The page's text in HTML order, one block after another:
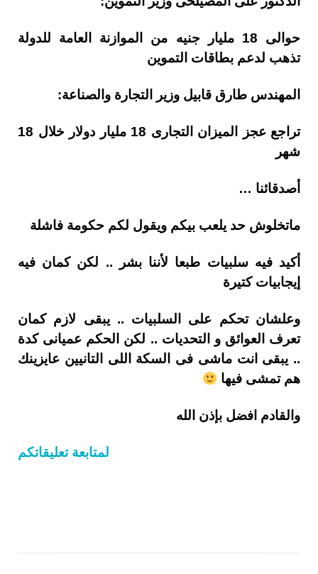
حوالى 18 مليار جنيه من الموازنة العامة للدولة
تذهب لدعم بطاقات التموين
المهندس طارق قابيل وزير التجارة والصناعة:
تراجع عجز الميزان التجارى 18 مليار دولار خلال 18
شهر
أصدقائنا …
ماتخلوش حد يلعب بيكم ويقول لكم حكومة فاشلة
أكيد فيه سلبيات طبعا لأننا بشر .. لكن كمان فيه
إيجابيات كتيرة
وعلشان تحكم على السلبيات .. يبقى لازم كمان
تعرف العوائق و التحديات .. لكن الحكم عميانى كدة
.. يبقى انت ماشى فى السكة اللى التانيين عايزينك
هم تمشى فيها
والقادم افضل بإذن الله
لمتابعة تعليقاتكم